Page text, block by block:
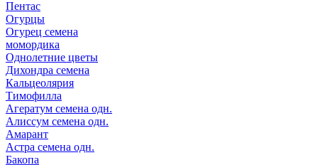
Пентас
Огурцы
Огурец семена
момордика
Однолетние цветы
Дихондра семена
Кальцеолярия
Тимофилла
Агератум семена одн.
Алиссум семена одн.
Амарант
Астра семена одн.
Бакопа